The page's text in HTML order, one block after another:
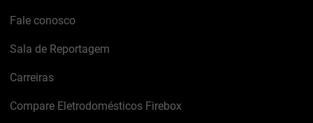
Fale conosco
Sala de Reportagem
Carreiras
Compare Eletrodomésticos Firebox